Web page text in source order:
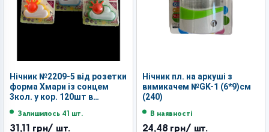
Нічник №2209-5 від розетки
форма Хмари із сонцем
3кол. у кор. 120шт в
Залишилось 41 шт.
31,11 грн/ шт.
Нічник пл. на аркуші з
вимикачем №GK-1 (6*9)см
(240)
В наявності
24,48 грн/ шт.